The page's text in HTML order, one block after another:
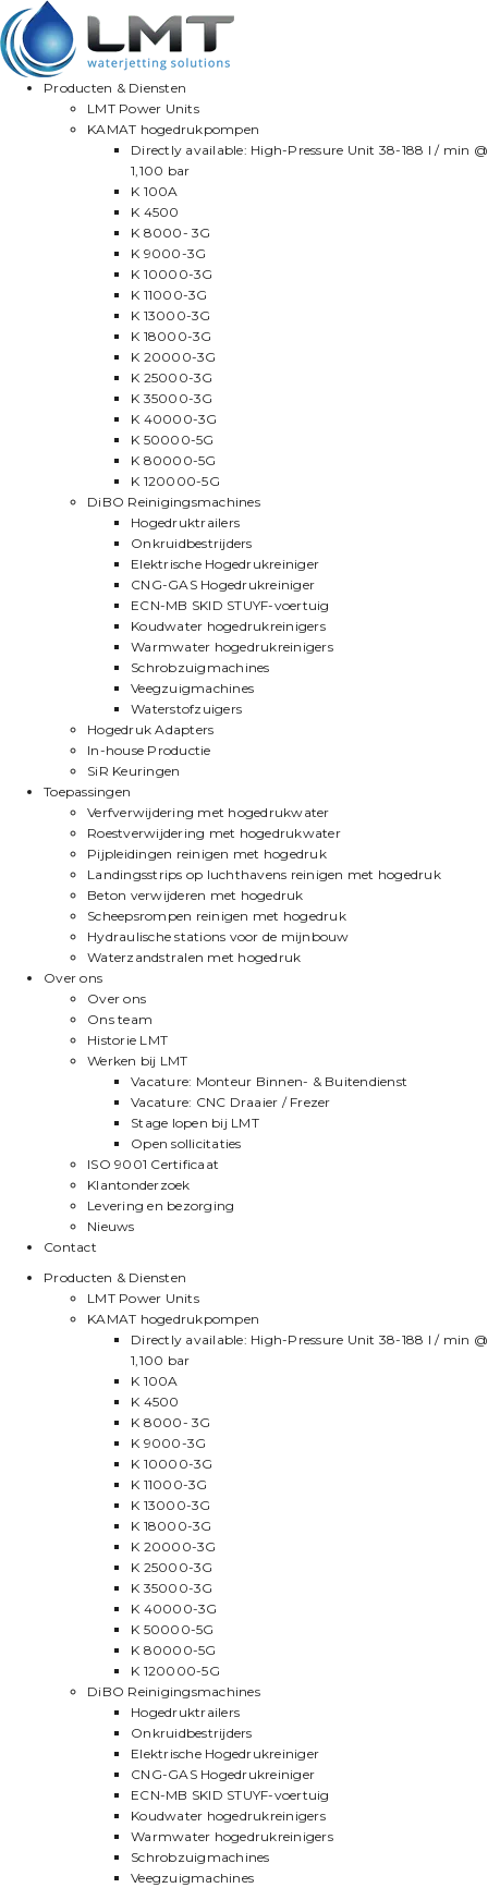
Producten & Diensten
LMT Power Units
KAMAT hogedrukpompen
Directly available: High-Pressure Unit 38-188 l / min @
1,100 bar
K 100A
K 4500
K 8000- 3G
K 9000-3G
K 10000-3G
K 11000-3G
K 13000-3G
K 18000-3G
K 20000-3G
K 25000-3G
K 35000-3G
K 40000-3G
K 50000-5G
K 80000-5G
K 120000-5G
DiBO Reinigingsmachines
Hogedruktrailers
Onkruidbestrijders
Elektrische Hogedrukreiniger
CNG-GAS Hogedrukreiniger
ECN-MB SKID STUYF-voertuig
Koudwater hogedrukreinigers
Warmwater hogedrukreinigers
Schrobzuigmachines
Veegzuigmachines
Waterstofzuigers
Hogedruk Adapters
In-house Productie
SiR Keuringen
Toepassingen
Verfverwijdering met hogedrukwater
Roestverwijdering met hogedrukwater
Pijpleidingen reinigen met hogedruk
Landingsstrips op luchthavens reinigen met hogedruk
Beton verwijderen met hogedruk
Scheepsrompen reinigen met hogedruk
Hydraulische stations voor de mijnbouw
Waterzandstralen met hogedruk
Over ons
Over ons
Ons team
Historie LMT
Werken bij LMT
Vacature: Monteur Binnen- & Buitendienst
Vacature: CNC Draaier / Frezer
Stage lopen bij LMT
Open sollicitaties
ISO 9001 Certificaat
Klantonderzoek
Levering en bezorging
Nieuws
Contact
Producten & Diensten
LMT Power Units
KAMAT hogedrukpompen
Directly available: High-Pressure Unit 38-188 l / min @
1,100 bar
K 100A
K 4500
K 8000- 3G
K 9000-3G
K 10000-3G
K 11000-3G
K 13000-3G
K 18000-3G
K 20000-3G
K 25000-3G
K 35000-3G
K 40000-3G
K 50000-5G
K 80000-5G
K 120000-5G
DiBO Reinigingsmachines
Hogedruktrailers
Onkruidbestrijders
Elektrische Hogedrukreiniger
CNG-GAS Hogedrukreiniger
ECN-MB SKID STUYF-voertuig
Koudwater hogedrukreinigers
Warmwater hogedrukreinigers
Schrobzuigmachines
Veegzuigmachines